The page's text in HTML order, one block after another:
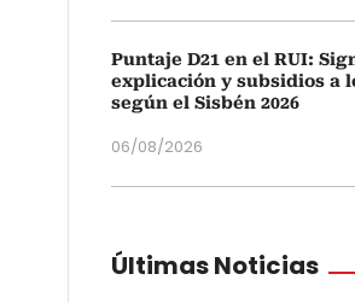
Puntaje D21 en el RUI:
explicación y subsidios a
según el Sisbén 2026
06/08/2026
Últimas Noticias